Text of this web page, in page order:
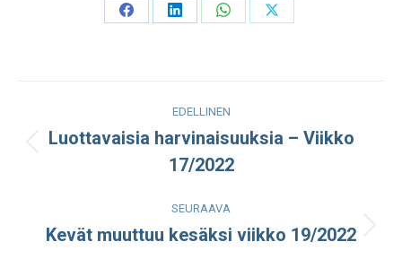
Share
Share
Share
Share
navigation
EDELLINEN
julkaisu:
Luottavaisia harvinaisuuksia – Viikko
17/2022
SEURAAVA
Seuraava
Kevät muuttuu kesäksi viikko 19/2022